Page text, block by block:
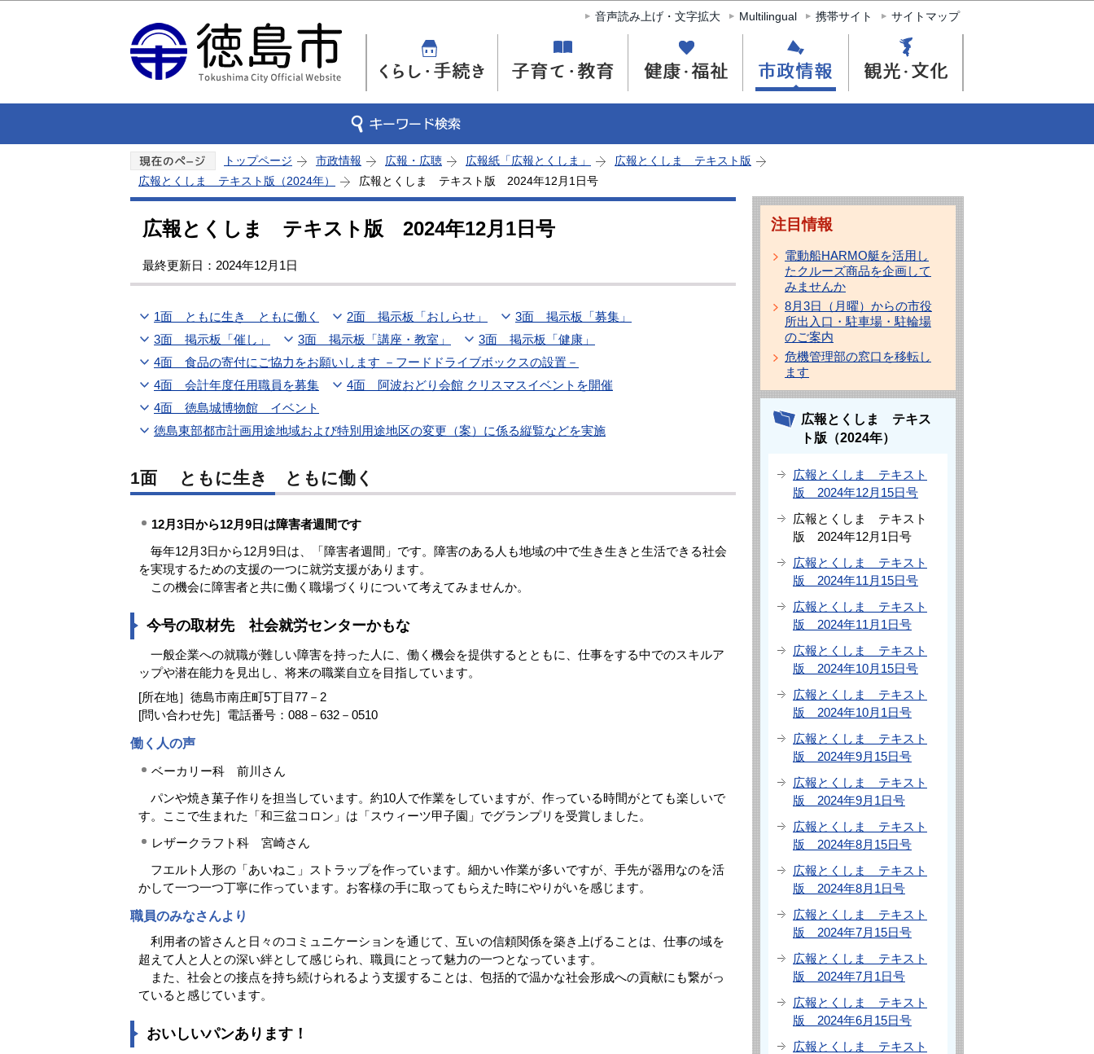
このページの本文へ移動
音声読み上げ・文字拡大 Multilingual 携帯サイト サイトマップ
トップページ 市政情報 広報・広聴 広報紙「広報とくしま」
広報とくしま テキスト版
広報とくしま テキスト版（2024年）
広報とくしま テキスト版 2024年12月1日号
広報とくしま テキスト版 2024年12月1日号
最終更新日：2024年12月1日
1面 ともに生き ともに働く 2面 掲示板「おしらせ」
3面 掲示板「募集」
3面 掲示板「催し」
3面 掲示板「講座・教室」
3面 掲示板「健康」
4面 食品の寄付にご協力をお願いします －フードドライブボックスの設置－
4面 会計年度任用職員を募集
4面 阿波おどり会館 クリスマスイベントを開催
4面 徳島城博物館 イベント
徳島東部都市計画用途地域および特別用途地区の変更（案）に係る縦覧などを実施
1面 ともに生き ともに働く
12月3日から12月9日は障害者週間です
毎年12月3日から12月9日は、「障害者週間」です。障害のある人も地域の中で生き生きと生活できる社会
を実現するための支援の一つに就労支援があります。
この機会に障害者と共に働く職場づくりについて考えてみませんか。
今号の取材先 社会就労センターかもな
一般企業への就職が難しい障害を持った人に、働く機会を提供するとともに、仕事をする中でのスキルア
ップや潜在能力を見出し、将来の職業自立を目指しています。
[所在地］徳島市南庄町5丁目77－2
[問い合わせ先］電話番号：088－632－0510
働く人の声
ベーカリー科 前川さん
パンや焼き菓子作りを担当しています。約10人で作業をしていますが、作っている時間がとても楽しいで
す。ここで生まれた「和三盆コロン」は「スウィーツ甲子園」でグランプリを受賞しました。
レザークラフト科 宮崎さん
フエルト人形の「あいねこ」ストラップを作っています。細かい作業が多いですが、手先が器用なのを活
かして一つ一つ丁寧に作っています。お客様の手に取ってもらえた時にやりがいを感じます。
職員のみなさんより
利用者の皆さんと日々のコミュニケーションを通じて、互いの信頼関係を築き上げることは、仕事の域を
超えて人と人との深い絆として感じられ、職員にとって魅力の一つとなっています。
また、社会との接点を持ち続けられるよう支援することは、包括的で温かな社会形成への貢献にも繋がっ
ていると感じています。
おいしいパンあります！
注目情報
電動船HARMO艇を活用し
たクルーズ商品を企画して
みませんか
8月3日（月曜）からの市役
所出入口・駐車場・駐輪場
のご案内
危機管理部の窓口を移転し
ます
広報とくしま テキス
ト版（2024年）
広報とくしま テキスト
版 2024年12月15日号
広報とくしま テキスト
版 2024年12月1日号
広報とくしま テキスト
版 2024年11月15日号
広報とくしま テキスト
版 2024年11月1日号
広報とくしま テキスト
版 2024年10月15日号
広報とくしま テキスト
版 2024年10月1日号
広報とくしま テキスト
版 2024年9月15日号
広報とくしま テキスト
版 2024年9月1日号
広報とくしま テキスト
版 2024年8月15日号
広報とくしま テキスト
版 2024年8月1日号
広報とくしま テキスト
版 2024年7月15日号
広報とくしま テキスト
版 2024年7月1日号
広報とくしま テキスト
版 2024年6月15日号
広報とくしま テキスト